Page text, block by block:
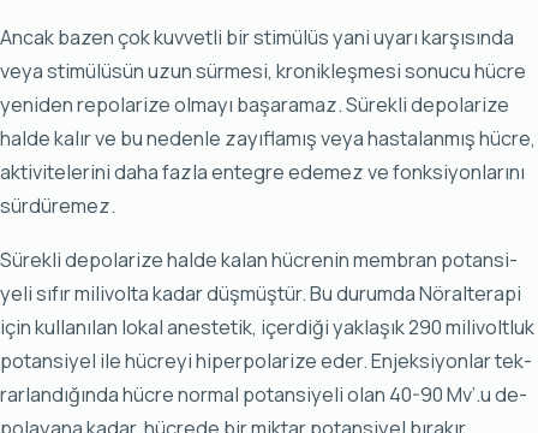
An­cak ba­zen çok kuv­vet­li bir sti­mü­lüs yani uyarı kar­şı­sın­da
ve­ya sti­mü­lü­sün uzun sür­me­si, kro­nik­leş­me­si so­nu­cu hüc­re
ye­ni­den re­po­la­ri­ze ol­ma­yı ba­şa­ra­maz. Sü­rek­li de­po­la­ri­ze
hal­de ka­lır ve bu ne­den­le za­yıf­la­mış ve­ya has­ta­lan­mış hüc­re,
ak­ti­vi­te­le­ri­ni da­ha faz­la en­teg­re ede­mez ve fonk­si­yon­la­rı­nı
sür­dü­re­mez.
Sü­rek­li de­po­la­ri­ze hal­de ka­lan hüc­re­nin mem­bran po­tan­si­
ye­li sı­fır mi­li­vol­ta ka­dar düş­müş­tür. Bu du­rum­da Nö­ral­te­ra­pi
için kul­la­nı­lan lo­kal anes­te­tik, içer­di­ği yak­la­şık 290 mi­li­volt­luk
po­tan­si­yel ile hüc­re­yi hi­per­po­la­ri­ze eder. En­jek­si­yon­lar tek­
rar­lan­dı­ğın­da hüc­re nor­mal po­tan­si­ye­li olan 40-90 Mv’.u de­